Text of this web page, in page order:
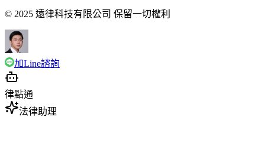
© 2025 遠律科技有限公司 保留一切權利
加Line諮詢
律點通
法律助理